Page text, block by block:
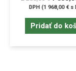
DPH (1 968,00€ s
Pridať do